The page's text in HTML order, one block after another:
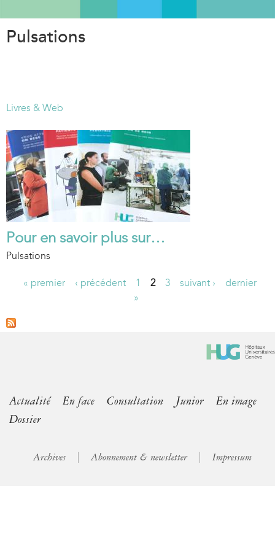
Pulsations
Livres & Web
Pour en savoir plus sur…
Pulsations
a
« premier ‹ précédent 1 2 3 suivant ›
dernier
»
Actualité En face Consultation Junior
En image
Dossier
Archives Abonnement & newsletter Impressum